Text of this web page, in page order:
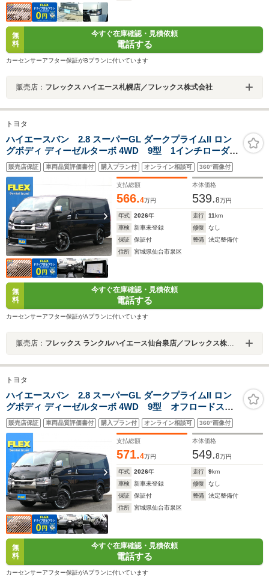
無
料
今すぐ在庫確認・見積依頼
電話する
カーセンサーアフター保証がBプランに付いています
販売店： フレックス ハイエース札幌店／フレックス株式会社
トヨタ
ハイエースバン 2.8 スーパーGL ダークプライムII ロン
グボディ ディーゼルターボ 4WD 9型 1インチローダウ
ン ベッドキット DelfinoLineフロントスポイラー オ
ーバーフェンダー DELF03 17インチAW ナスカータ
イヤ TYPE2ベッドキット 純正8インチDA ETC
販売店保証 車両品質評価書付 購入プラン付 オンライン相談可 360°画像付
支払総額
566.4万円
本体価格
539.8万円
年式 2026年 走行 11km
車検
新車未登録 修復
なし
保証
保証付 整備
法定整備付
住所
宮城県仙台市泉区
無
料
今すぐ在庫確認・見積依頼
電話する
カーセンサーアフター保証がAプランに付いています
販売店： フレックス ランクルハイエース仙台泉店／フレックス株式会社
トヨタ
ハイエースバン 2.8 スーパーGL ダークプライムII ロン
グボディ ディーゼルターボ 4WD 9型 オフロードスタ
イル TYPE2ベッドキット T-Forceフロントスポイラ
ー DelfinoLineオーバーフェンダー DEAN
BJMEXICAN16インチAW GRAND TREKタイヤ
ClassicLEDテールランプ 純正8ディスプレイオーディ
オ
販売店保証 車両品質評価書付 購入プラン付 オンライン相談可 360°画像付
支払総額
571.4万円
本体価格
549.8万円
年式 2026年 走行 9km
車検
新車未登録 修復
なし
保証
保証付 整備
法定整備付
住所
宮城県仙台市泉区
無
料
今すぐ在庫確認・見積依頼
電話する
カーセンサーアフター保証がAプランに付いています